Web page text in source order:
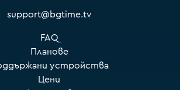
support@bgtime.tv
FAQ
Планове
устройства
Цени